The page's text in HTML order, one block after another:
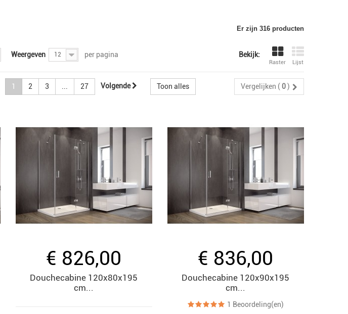
Er zijn 316 producten
Bekijk:
Raster Lijst
Weergeven 12 per pagina
Vergelijken ( 0)
Toon alles
1 2 3 27 Volgende
€ 826,00
Douchecabine 120x80x195
cm...
€ 836,00
Douchecabine 120x90x195
cm...
1 Beoordeling(en)